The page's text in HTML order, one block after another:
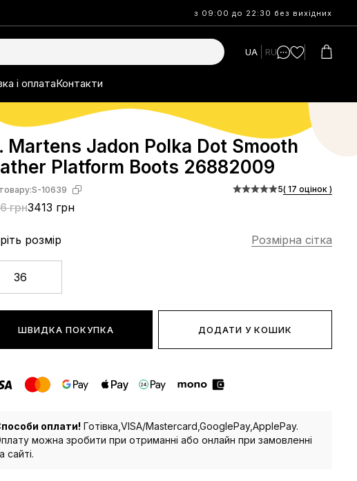
з 09:00 до 22:30 без вихідних
UA RU
і оплатаКонтакти
Martens Jadon Polka Dot Smooth
Platform Boots 26882009
S-10639
грн3413 грн
5( 17 оцінок )
розмір Розмірна сітка
36
ШВИДКА ПОКУПКА ДОДАТИ У КОШИК
оплати! Готівка,VISA/Mastercard,GooglePay,ApplePay.
можна зробити при отриманні або онлайн при замовленні
сайті.